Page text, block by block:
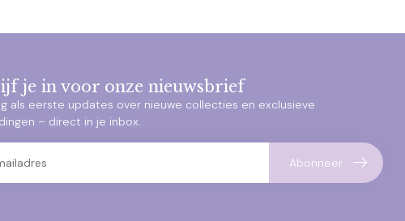
je in voor onze nieuwsbrief
als eerste updates over nieuwe collecties en exclusieve
– direct in je inbox.
Abonneer